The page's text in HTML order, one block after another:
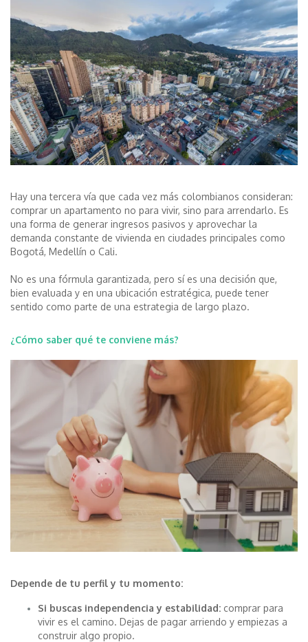
Hay una tercera vía que cada vez más colombianos consideran:
comprar un apartamento no para vivir, sino para arrendarlo. Es
una forma de generar ingresos pasivos y aprovechar la
demanda constante de vivienda en ciudades principales como
Bogotá, Medellín o Cali.
No es una fórmula garantizada, pero sí es una decisión que,
bien evaluada y en una ubicación estratégica, puede tener
sentido como parte de una estrategia de largo plazo.
¿Cómo saber qué te conviene más?
Depende de tu perfil y tu momento:
Si buscas independencia y estabilidad: comprar para
vivir es el camino. Dejas de pagar arriendo y empiezas a
construir algo propio.